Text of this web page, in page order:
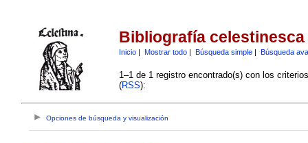
Bibliografía celestinesca
Inicio| Mostrar todo| Búsqueda simple| Búsqueda
1–1 de 1 registro encontrado(s) con los
(RSS):
Opciones de búsqueda y visualización